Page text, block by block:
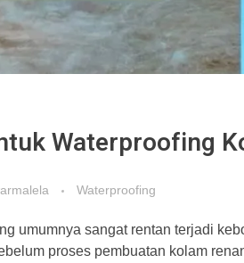
Waterproofing
Waterproofing
umumnya sangat rentan terjadi
proses pembuatan kolam